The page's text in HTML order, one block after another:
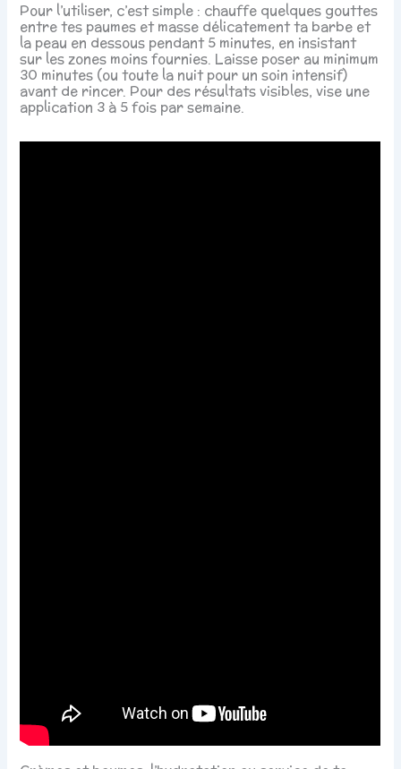
Pour l’utiliser, c’est simple : chauffe quelques gouttes
entre tes paumes et masse délicatement ta barbe et
la peau en dessous pendant 5 minutes, en insistant
sur les zones moins fournies. Laisse poser au minimum
30 minutes (ou toute la nuit pour un soin intensif)
avant de rincer. Pour des résultats visibles, vise une
application 3 à 5 fois par semaine.